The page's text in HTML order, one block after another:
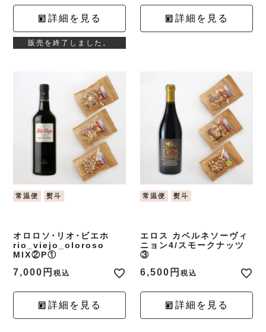
詳細を見る
販売を終了しました。
詳細を見る
常温便 熨斗
オロロソ･リオ･ビエホ
rio_viejo_oloroso
MIX②P①
7,000 税込
詳細を見る
常温便 熨斗
エロス カベルネソーヴィ
ニョン4/スモークナッツ
③
6,500 税込
詳細を見る